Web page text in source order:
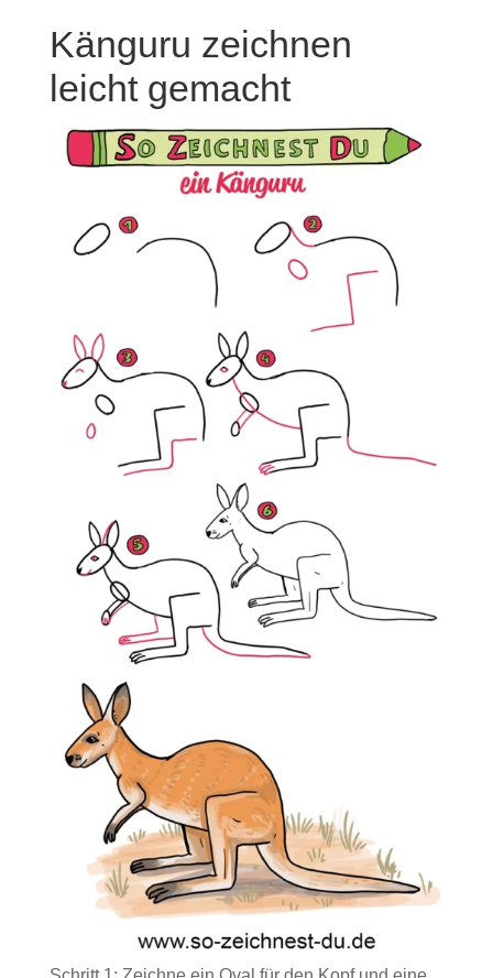
Känguru zeichnen
leicht gemacht